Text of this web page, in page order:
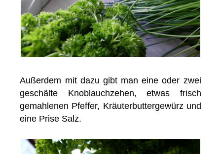
Außerdem mit dazu gibt man eine oder zwei
geschälte Knoblauchzehen, etwas frisch
gemahlenen Pfeffer, Kräuterbuttergewürz und
eine Prise Salz.